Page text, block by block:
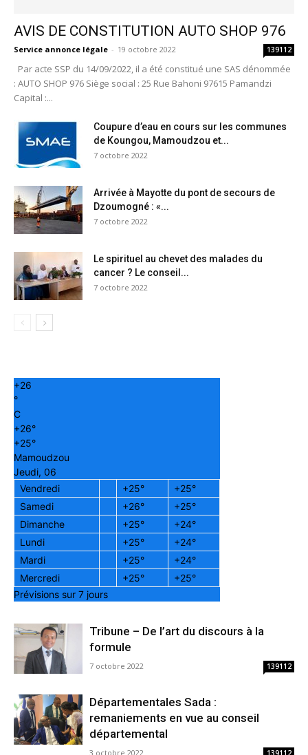
AVIS DE CONSTITUTION AUTO SHOP 976
Service annonce légale - 19 octobre 2022 139112
Par acte SSP du 14/09/2022, il a été constitué une SAS dénommée
: AUTO SHOP 976 Siège social : 25 Rue Bahoni 97615 Pamandzi
Capital :...
Coupure d’eau en cours sur les communes
de Koungou, Mamoudzou et...
7 octobre 2022
Arrivée à Mayotte du pont de secours de
Dzoumogné : «...
7 octobre 2022
Le spirituel au chevet des malades du
cancer ? Le conseil...
7 octobre 2022
+26
°
C
+26°
+25°
Mamoudzou
Jeudi, 06
Vendredi
+25° +25°
Samedi
+26° +25°
Dimanche
+25° +24°
Lundi
+25° +24°
Mardi
+25° +24°
Mercredi
+25° +25°
Prévisions sur 7 jours
Tribune – De l’art du discours à la
formule
7 octobre 2022 139112
Départementales Sada :
remaniements en vue au conseil
départemental
3 octobre 2022